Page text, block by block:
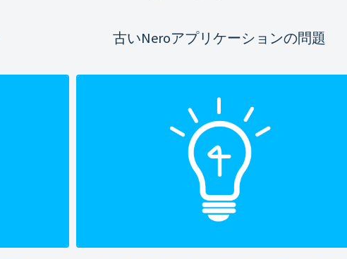
古いNeroアプリケーションの問題